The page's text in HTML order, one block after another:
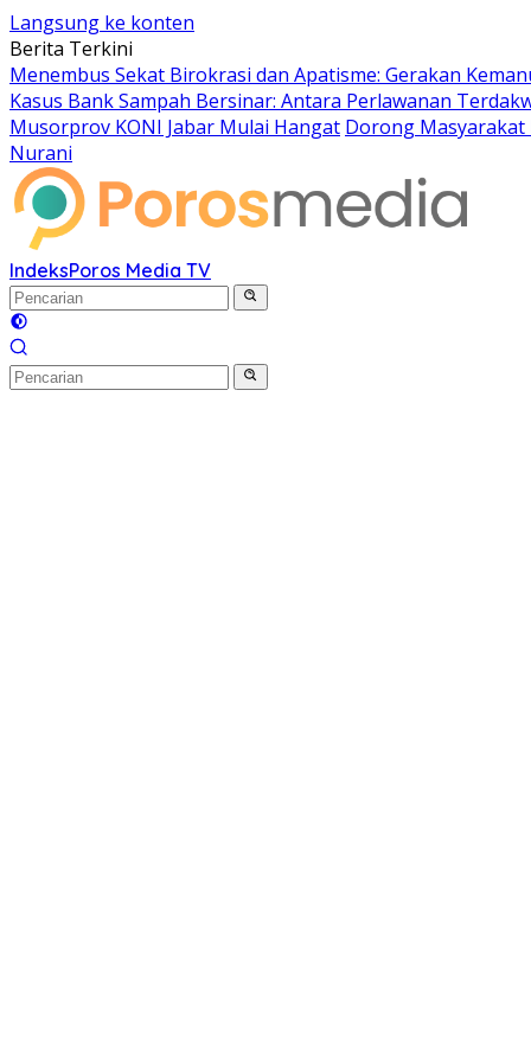
Langsung ke konten
Berita Terkini
Menembus Sekat Birokrasi dan Apatisme: Gerakan
Kasus Bank Sampah Bersinar: Antara Perlawanan
Musorprov KONI Jabar Mulai Hangat Dorong Masyarakat
Nurani
IndeksPoros Media TV